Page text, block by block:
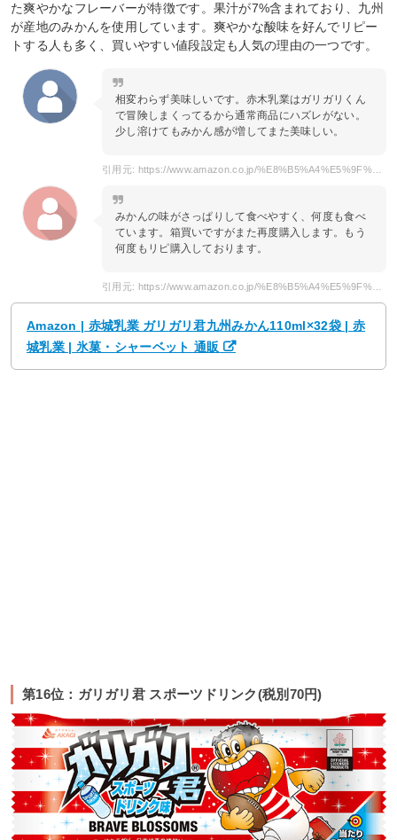
た爽やかなフレーバーが特徴です。果汁が7%含まれており、九州
が産地のみかんを使用しています。爽やかな酸味を好んでリピー
トする人も多く、買いやすい値段設定も人気の理由の一つです。
相変わらず美味しいです。赤木乳業はガリガリくん
で冒険しまくってるから通常商品にハズレがない。
少し溶けてもみかん感が増してまた美味しい。
引用元: https://www.amazon.co.jp/%E8%B5%A4%E5%9F%8E%E4%B9%B3%E6%A5%AD-%E3%82%AC%E3%83%AA%E3%82%AC%E3%83%AA%E5%90%9B%E4%B9%9D%E5%B7%9E%E3%81%BF%E3%81%8B%E3%82%93110ml%C3%9732%E8%A2%8B/dp/B06XCZV3P8
みかんの味がさっぱりして食べやすく、何度も食べ
ています。箱買いですがまた再度購入します。もう
何度もリピ購入しております。
引用元: https://www.amazon.co.jp/%E8%B5%A4%E5%9F%8E%E4%B9%B3%E6%A5%AD-%E3%82%AC%E3%83%AA%E3%82%AC%E3%83%AA%E5%90%9B%E4%B9%9D%E5%B7%9E%E3%81%BF%E3%81%8B%E3%82%93110ml%C3%9732%E8%A2%8B/dp/B06XCZV3P8
Amazon | 赤城乳業 ガリガリ君九州みかん110ml×32袋 | 赤
城乳業 | 氷菓・シャーベット 通販
第16位：ガリガリ君 スポーツドリンク(税別70円)